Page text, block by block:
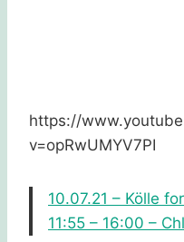
https://
v=opRwUMYV7PI
10.07.21 – Kölle
11:55 – 16:00 –